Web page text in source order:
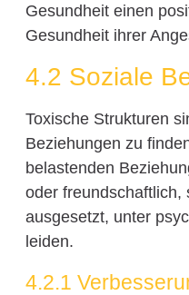
Gesundheit einen
Gesundheit ihrer
4.2 Soziale
Toxische Strukturen
Beziehungen zu
belastenden
oder freundschaftlich,
ausgesetzt, unter
leiden.
4.2.1